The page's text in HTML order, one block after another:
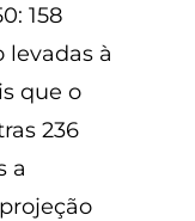
158
levadas à
que o
236
a